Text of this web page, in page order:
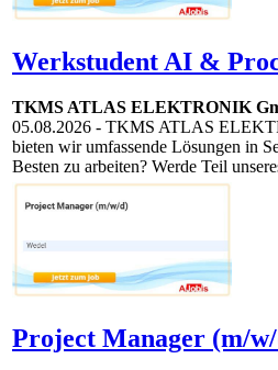
Werkstudent AI &
TKMS ATLAS ELEKTRONIK
05.08.2026 - TKMS ATLAS
bieten wir umfassende Lösungen in
Besten zu arbeiten? Werde Teil
Project Manager (m/